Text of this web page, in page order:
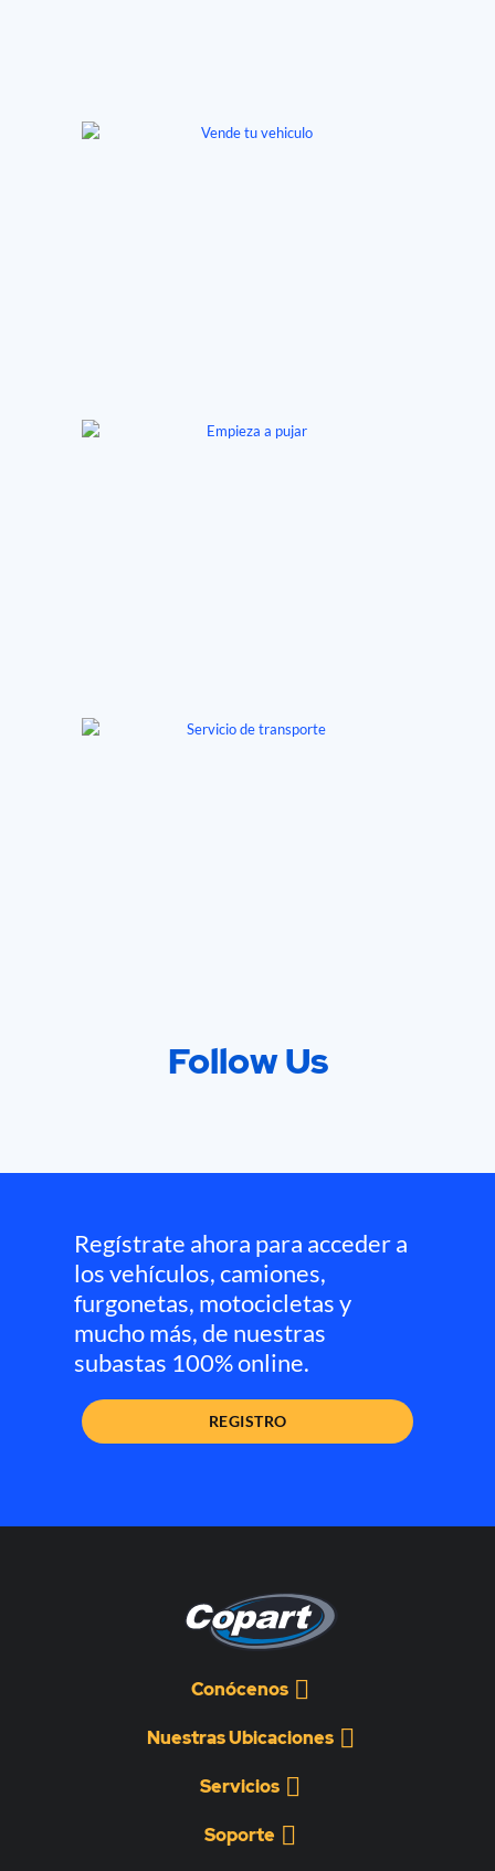
Follow Us
Regístrate ahora para acceder a
los vehículos, camiones,
furgonetas, motocicletas y
mucho más, de nuestras
subastas 100% online.
REGISTRO
Conócenos
Nuestras Ubicaciones
Servicios
Soporte